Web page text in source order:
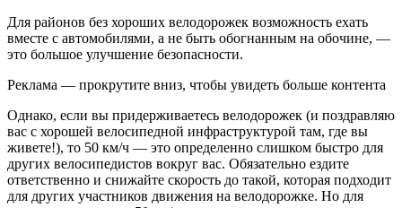
Для районов без хороших велодорожек возможность ехать
вместе с автомобилями, а не быть обогнанным на обочине, —
это большое улучшение безопасности.
Реклама — прокрутите вниз, чтобы увидеть больше контента
Однако, если вы придерживаетесь велодорожек (и поздравляю
вас с хорошей велосипедной инфраструктурой там, где вы
живете!), то 50 км/ч — это определенно слишком быстро для
других велосипедистов вокруг вас. Обязательно ездите
ответственно и снижайте скорость до такой, которая подходит
для других участников движения на велодорожке. Но для